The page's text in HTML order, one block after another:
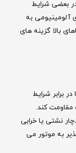
در بعضی شرایط
آلومینیومی به
بالا گزینه ‌های
برابر شرایط
مقاومت کند.
نشتی یا خرابی
به موتور می